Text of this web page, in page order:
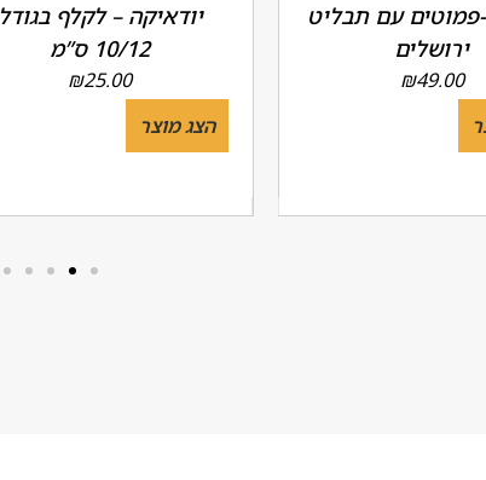
עם תבליט
ירושלים
₪49.00
יודאיקה – לקלף בגודל
10/12 ס”מ
₪25.00
הצג מוצר